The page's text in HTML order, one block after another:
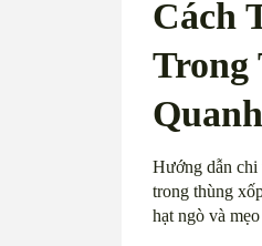
Cách
Trong
Hướng dẫn chi
trong thùng
hạt ngò và